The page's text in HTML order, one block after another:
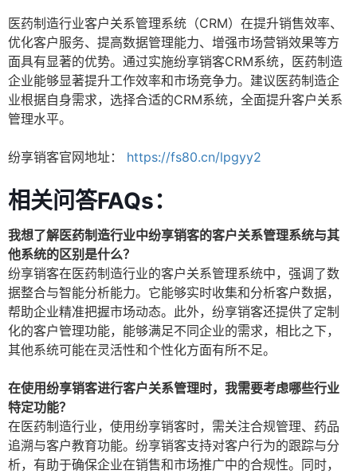
医药制造行业客户关系管理系统（CRM）在提升销售效率、
优化客户服务、提高数据管理能力、增强市场营销效果等方
面具有显著的优势。通过实施纷享销客CRM系统，医药制造
企业能够显著提升工作效率和市场竞争力。建议医药制造企
业根据自身需求，选择合适的CRM系统，全面提升客户关系
管理水平。
纷享销客官网地址： https://fs80.cn/lpgyy2
相关问答FAQs：
我想了解医药制造行业中纷享销客的客户关系管理系统与其
他系统的区别是什么？
纷享销客在医药制造行业的客户关系管理系统中，强调了数
据整合与智能分析能力。它能够实时收集和分析客户数据，
帮助企业精准把握市场动态。此外，纷享销客还提供了定制
化的客户管理功能，能够满足不同企业的需求，相比之下，
其他系统可能在灵活性和个性化方面有所不足。
在使用纷享销客进行客户关系管理时，我需要考虑哪些行业
特定功能？
在医药制造行业，使用纷享销客时，需关注合规管理、药品
追溯与客户教育功能。纷享销客支持对客户行为的跟踪与分
析，有助于确保企业在销售和市场推广中的合规性。同时，